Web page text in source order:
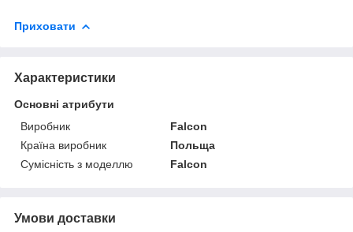
Приховати
Характеристики
Основні атрибути
Виробник
Falcon
Країна виробник
Польща
Сумісність з моделлю
Falcon
Умови доставки